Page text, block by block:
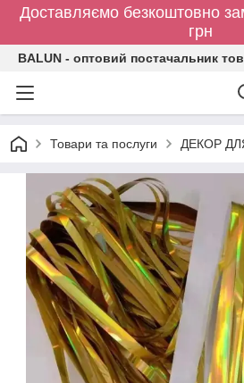
Доставляємо безкоштовно
грн
BALUN - оптовий постачальник
Товари та послуги ДЕКОР